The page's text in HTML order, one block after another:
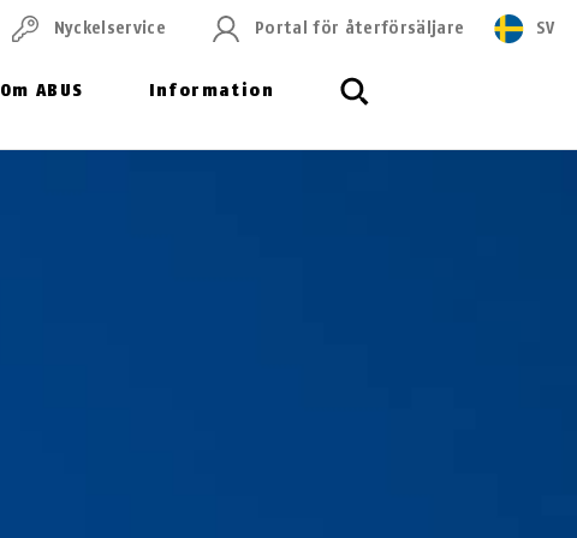
Om ABUS Information
Nyckelservice Portal för återförsäljare SV